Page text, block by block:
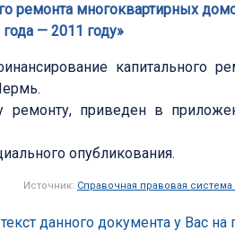
ремонта многоквартирных
— 2011 году»
капитального
ремонту, приведен в
опубликования.
Источник: Справочная правовая